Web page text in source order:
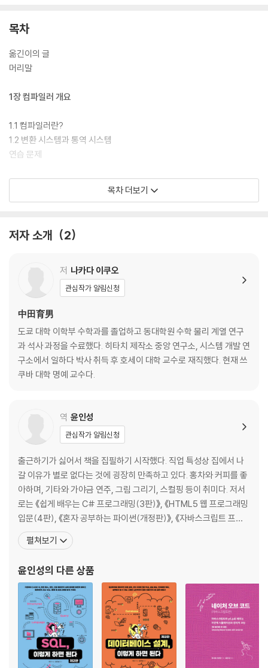
목차
옮긴이의 글
머리말
1장 컴파일러 개요
1.1 컴파일러란?
1.2 변환 시스템과 통역 시스템
연습 문제
2장 컴파일러의 간단한 예
2.3 간단한 컴파일러의 예
2.5 컴파일러의 물리적 구조
3장 문법과 언어
3.1 배커스 표기법
3.2 구문 도식
3.3 문법과 언어의 형식적 정의
4장 낱말 분석
4.1 문자 읽어 들이기
4.2 낱말 읽어 들이기
4.3 정규 표현과 유한 오토마타
4.4 낱말을 읽어 들이는 프로그램의 예
5.1 구문 분석 방법의 간단한 역사
5.2 하향식 구문 분석법과 그 문제점
5.3 LL(1) 문법
5.4 재귀적 하향식 구문 분석 프로그램
5.5 문법에서 하향식 구문 분석 프로그램으로
5.6 PL/0′의 재귀적 하향식 구문 분석 프로그램
목차 더보기
저자 소개 2
저 나카다 이쿠오
관심작가 알림신청
中田育男
도쿄 대학 이학부 수학과를 졸업하고 동대학원 수학 물리 계열 연구
과 석사 과정을 수료했다. 히타치 제작소 중앙 연구소, 시스템 개발 연
구소에서 일하다 박사 취득 후 호세이 대학 교수로 재직했다. 현재 쓰
쿠바 대학 명예 교수다.
역 윤인성
관심작가 알림신청
출근하기가 싫어서 책을 집필하기 시작했다. 직업 특성상 집에서 나
갈 이유가 별로 없다는 것에 굉장히 만족하고 있다. 홍차와 커피를 좋
아하며, 기타와 가야금 연주, 그림 그리기, 스컬핑 등이 취미다. 저서
로는 《쉽게 배우는 C# 프로그래밍(3판)》, 《HTML5 웹 프로그래밍
입문(4판), 《혼자 공부하는 파이썬(개정판)》, 《자바스크립트 프로
그래밍 입문(2판)》, 《C# 프로그래밍(3판)》 등이 있으며, 역서로는
《네이처 오브 코드(자바스크립트판)》, 《블렌더 VFX》, 《만들면서 배
리즘》, 《내 코드가
펼쳐보기
윤인성의 다른 상품